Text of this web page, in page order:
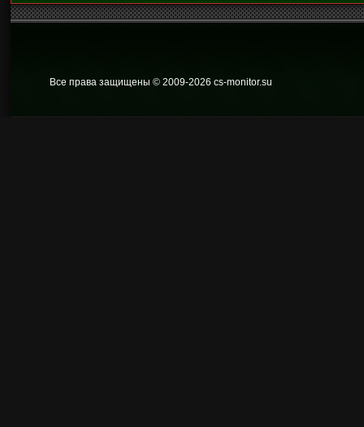
Все права защищены © 2009-2026 cs-monitor.su